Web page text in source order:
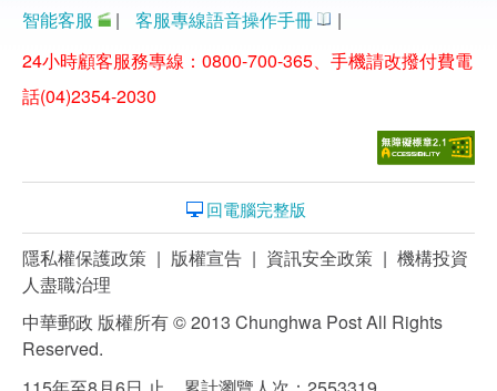
智能客服
| 客服專線語音操作手冊
|
24小時顧客服務專線：0800-700-365、手機請改撥付費電
話(04)2354-2030
回電腦完整版
隱私權保護政策 | 版權宣告 | 資訊安全政策 | 機構投資
人盡職治理
中華郵政 版權所有 © 2013 Chunghwa Post All Rights
Reserved.